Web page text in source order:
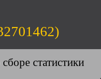
статистики